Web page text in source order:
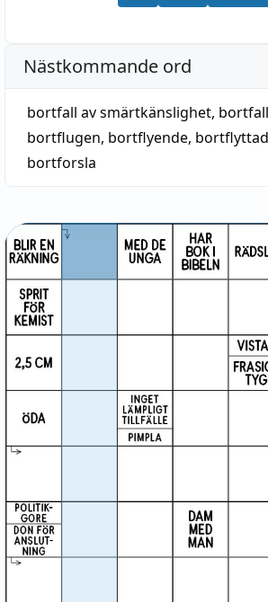
Nästkommande ord
bortfall av smärtkänslighet,
bortflugen, bortflyende, bortflyttad
bortforsla